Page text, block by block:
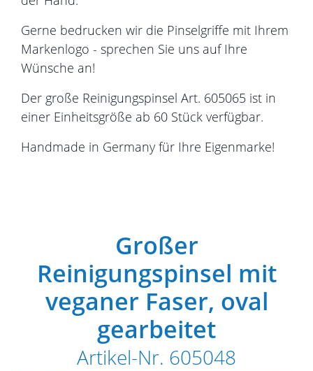
Gerne bedrucken wir die Pinselgriffe mit Ihrem
Markenlogo - sprechen Sie uns auf Ihre
Wünsche an!
Der große Reinigungspinsel Art. 605065 ist in
einer Einheitsgröße ab 60 Stück verfügbar.
Handmade in Germany für Ihre Eigenmarke!
Großer
Reinigungspinsel mit
veganer Faser, oval
gearbeitet
Artikel-Nr. 605048